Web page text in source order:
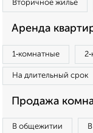
Вторичное жилье
Аренда
1‑комнатные
На длительный срок
Продажа
В общежитии